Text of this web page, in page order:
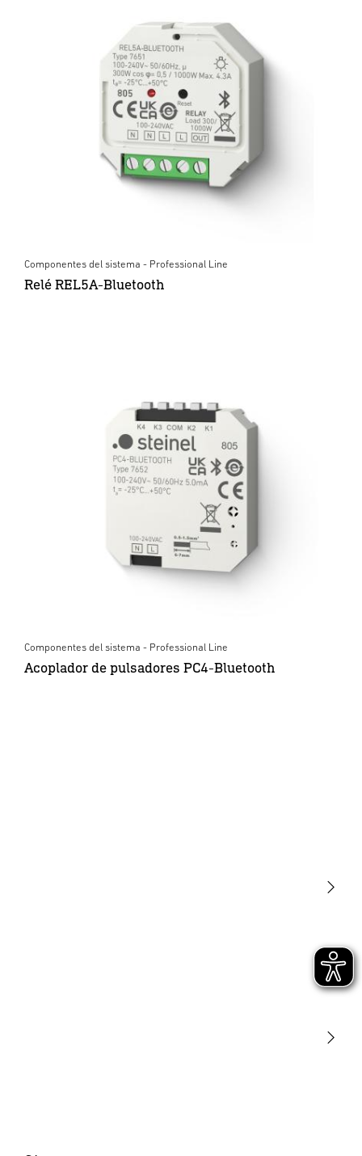
Componentes del sistema - Professional Line
Relé REL5A-Bluetooth
Componentes del sistema - Professional Line
Acoplador de pulsadores PC4-Bluetooth